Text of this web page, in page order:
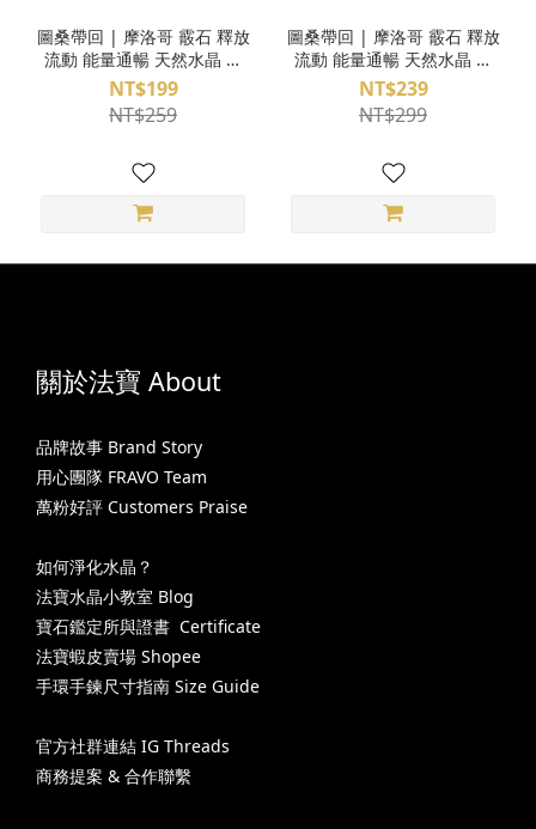
圖桑帶回 | 摩洛哥 霰石 釋放
流動 能量通暢 天然水晶 原
礦 隨機出貨 T240402-100S
NT$199
NT$259
圖桑帶回 | 摩洛哥 霰石 釋放
流動 能量通暢 天然水晶 原
礦 隨機出貨 T240402-100M
NT$239
NT$299
關於法寶 About
品牌故事 Brand Story
用心團隊 FRAVO Team
萬粉好評 Customers Praise
如何淨化水晶？
法寶水晶小教室 Blog
寶石鑑定所與證書 Certificate
法寶蝦皮賣場 Shopee
手環手鍊尺寸指南 Size Guide
官方社群連結 IG Threads
商務提案 & 合作聯繫